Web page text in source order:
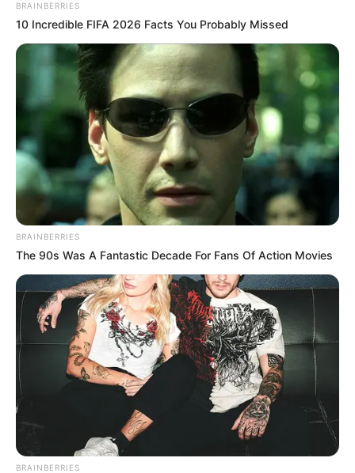
BRAINBERRIES
10 Incredible FIFA 2026 Facts You Probably Missed
BRAINBERRIES
The 90s Was A Fantastic Decade For Fans Of Action Movies
BRAINBERRIES